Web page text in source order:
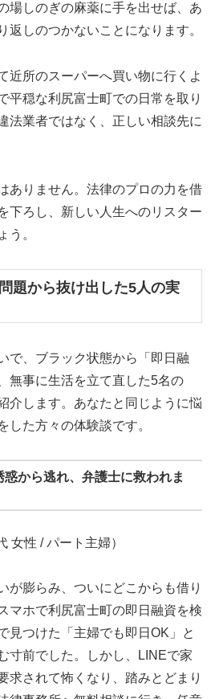
場しのぎの麻薬に手を出せば、あ
返しのつかないことになります。
近所のスーパーへ買い物に行くよ
平穏な利尻富士町での日常を取り
法業者ではなく、正しい相談先に
ありません。法律のプロの力を借
下ろし、新しい人生へのリスター
う。
題から抜け出した5人の実
で、ブラック状態から「即日融
無事に生活を立て直した5名の
介します。あなたと同じように悩
した方々の体験談です。
から逃れ、弁護士に救われま
女性 / パート主婦）
が膨らみ、ついにどこからも借り
マホで利尻富士町の即日融資を検
見つけた「主婦でも即日OK」と
寸前でした。しかし、LINEで家
求されて怖くなり、踏みとどまり